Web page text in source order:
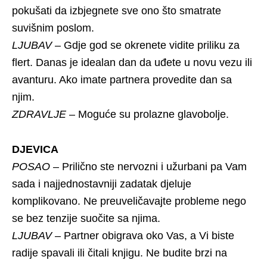
pokušati da izbjegnete sve ono što smatrate
suvišnim poslom.
LJUBAV– Gdje god se okrenete vidite priliku za
flert. Danas je idealan dan da uđete u novu vezu ili
avanturu. Ako imate partnera provedite dan sa
njim.
ZDRAVLJE – Moguće su prolazne glavobolje.
DJEVICA
POSAO – Prilično ste nervozni i užurbani pa Vam
sada i najjednostavniji zadatak djeluje
komplikovano. Ne preuveličavajte probleme nego
se bez tenzije suočite sa njima.
LJUBAV– Partner obigrava oko Vas, a Vi biste
radije spavali ili čitali knjigu. Ne budite brzi na